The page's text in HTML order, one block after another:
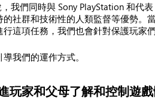
我們同時與 Sony PlayStation 和代
的社群和技術性的人類監督等優勢。
這項任務，我們也會針對保護玩家
我們的運作方式。
玩家和父母了解和控制遊戲